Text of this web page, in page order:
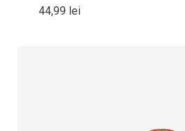
44,99 leiPret